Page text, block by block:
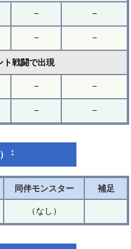
− −
− −
ト戦闘で出現
− −
− −
）†
同伴モンスター 補足
（なし）